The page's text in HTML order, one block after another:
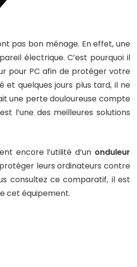
pas bon ménage. En effet, une
électrique. C’est pourquoi il
pour PC afin de protéger votre
et quelques jours plus tard, il ne
une perte douloureuse compte
l’une des meilleures solutions
encore l’utilité d’un onduleur
leurs ordinateurs contre
consultez ce comparatif, il est
cet équipement.